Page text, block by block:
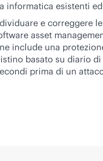
informatica esistenti
e correggere
asset
include una
basato su diario
prima di un